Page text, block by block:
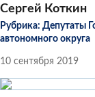
Сергей Коткин
Рубрика: Депутаты
автономного округа
10 сентября 2019